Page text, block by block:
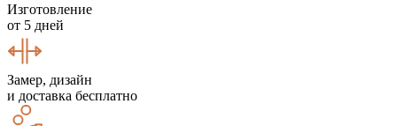
Изготовление
от 5 дней
Замер, дизайн
и доставка бесплатно